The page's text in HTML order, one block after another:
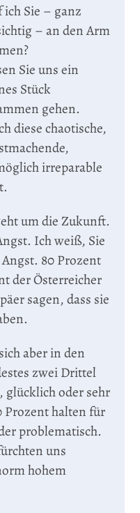
ich Sie – ganz
– an den Arm
Sie uns ein
Stück
gehen.
diese chaotische,
irreparable
um die Zukunft.
Ich weiß, Sie
80 Prozent
der Österreicher
sagen, dass sie
aber in den
zwei Drittel
glücklich oder sehr
Prozent halten für
problematisch.
uns
hohem